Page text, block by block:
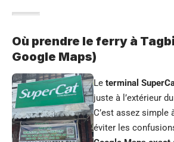
Où prendre le ferry à
Google Maps)
Leterminal
juste à l’extérieur
C’est assez simple
éviter les